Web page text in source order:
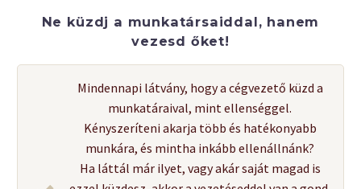
Ne küzdj a munkatársaiddal, hanem
vezesd őket!
Mindennapi látvány, hogy a cégvezető küzd a
munkatáraival, mint ellenséggel.
Kényszeríteni akarja több és hatékonyabb
munkára, és mintha inkább ellenállnánk?
Ha láttál már ilyet, vagy akár saját magad is